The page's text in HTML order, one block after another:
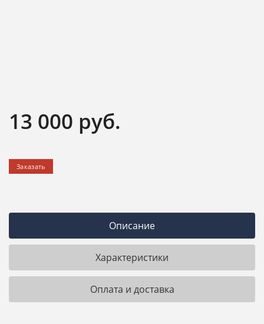
13 000 руб.
Заказать
Описание
Характеристики
Оплата и доставка